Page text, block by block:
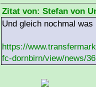
Zitat von: Stefan von
Und gleich nochmal
https://
fc-dornbirn/view/news/